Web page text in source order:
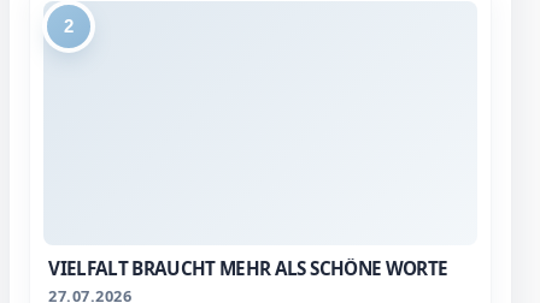
2
VIELFALT BRAUCHT MEHR ALS SCHÖNE WORTE
27.07.2026